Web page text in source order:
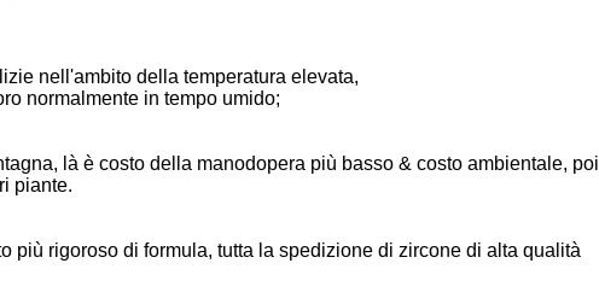
nell'ambito della temperatura elevata,
normalmente in tempo umido;
là è costo della manodopera più basso & costo ambientale, poi
piante.
più rigoroso di formula, tutta la spedizione di zircone di alta qualità